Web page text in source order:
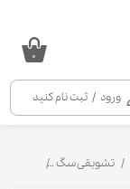
ورود / ثبت نام کنید
۰
تشویقی سگ